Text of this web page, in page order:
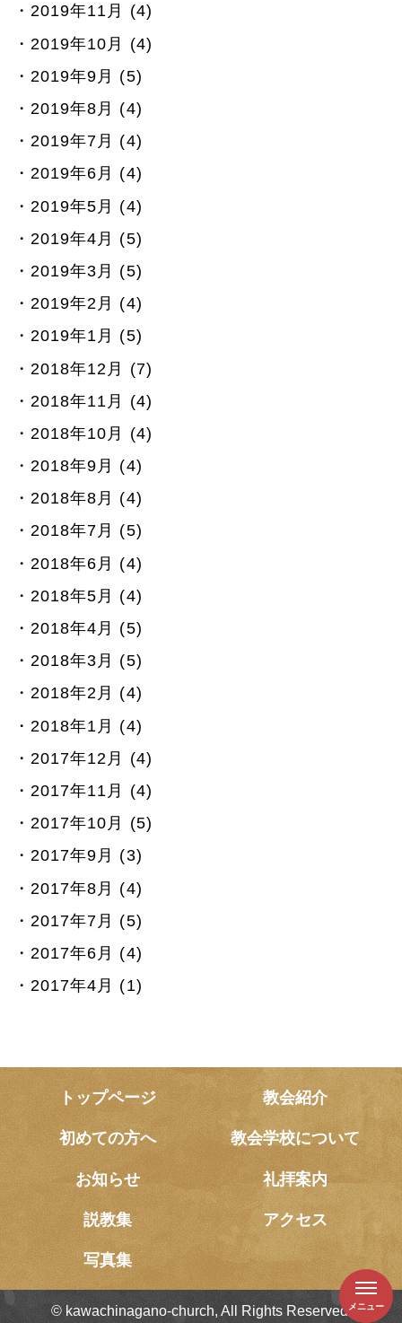
メニュー
2019年11月 (4)
2019年10月 (4)
2019年9月 (5)
2019年8月 (4)
2019年7月 (4)
2019年6月 (4)
2019年5月 (4)
2019年4月 (5)
2019年3月 (5)
2019年2月 (4)
2019年1月 (5)
2018年12月 (7)
2018年11月 (4)
2018年10月 (4)
2018年9月 (4)
2018年8月 (4)
2018年7月 (5)
2018年6月 (4)
2018年5月 (4)
2018年4月 (5)
2018年3月 (5)
2018年2月 (4)
2018年1月 (4)
2017年12月 (4)
2017年11月 (4)
2017年10月 (5)
2017年9月 (3)
2017年8月 (4)
2017年7月 (5)
2017年6月 (4)
2017年4月 (1)
トップページ 教会紹介
初めての方へ 教会学校について
お知らせ 礼拝案内
説教集 アクセス
写真集
© kawachinagano-church, All Rights Reserved.